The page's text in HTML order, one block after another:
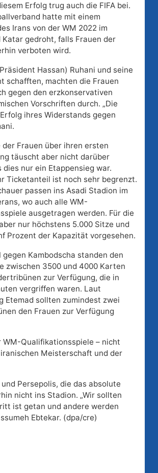
Erfolg trug auch die FIFA bei.
hatte mit einem
Irans von der WM 2022 im
Katar gedroht, falls Frauen der
verboten wird.
Hassan) Ruhani und seine
schafften, machten die Frauen
gegen den erzkonservativen
Vorschriften durch. „Die
ihres Widerstands gegen
der Frauen über ihren ersten
täuscht aber nicht darüber
dies nur ein Etappensieg war.
Ticketanteil ist noch sehr begrenzt.
passen ins Asadi Stadion im
wo auch alle WM-
ausgetragen werden. Für die
nur höchstens 5.000 Sitze und
Prozent der Kapazität vorgesehen.
gegen Kambodscha standen den
zwischen 3500 und 4000 Karten
zur Verfügung, die in
vergriffen waren. Laut
Etemad sollten zumindest zwei
den Frauen zur Verfügung
Qualifikationsspiele – nicht
Meisterschaft und der
Persepolis, die das absolute
nicht ins Stadion. „Wir sollten
ist getan und andere werden
Ebtekar. (dpa/cre)